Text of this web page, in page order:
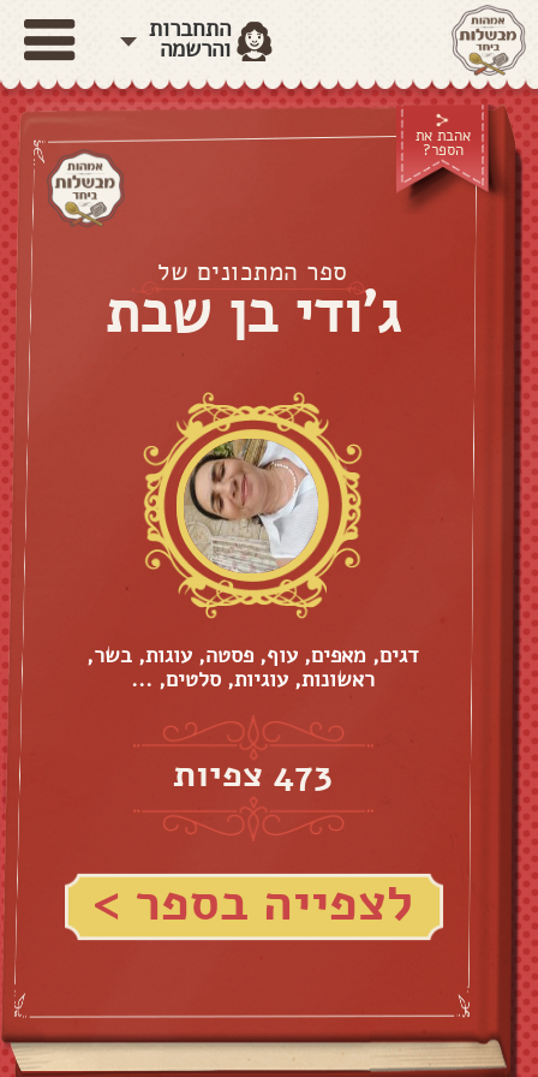
התחברות
והרשמה
אהבת את
הספר?
ספר המתכונים של
ג'ודי בן שבת
דגים, מאפים, עוף, פסטה, עוגות, בשר,
ראשונות, עוגיות, סלטים, ...
473 צפיות
לצפייה בספר >